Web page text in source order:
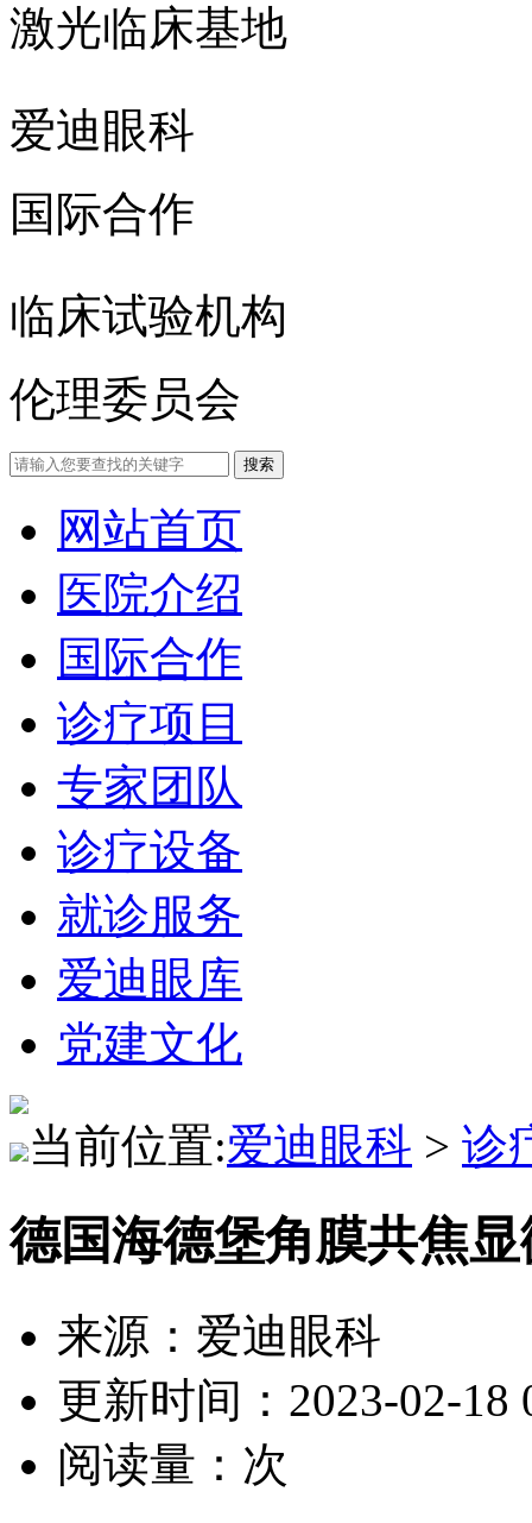
激光临床基地
爱迪眼科
国际合作
临床试验机构
伦理委员会
网站首页
医院介绍
国际合作
诊疗项目
专家团队
诊疗设备
就诊服务
爱迪眼库
党建文化
当前位置:爱迪眼科 > 诊
德国海德堡角膜共焦
来源：爱迪眼科
更新时间：2023-02-18
阅读量： 次